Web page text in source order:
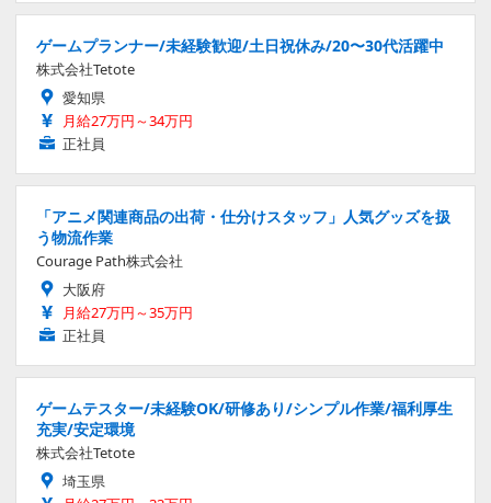
ゲームプランナー/未経験歓迎/土日祝休み/20〜30代活躍中
株式会社Tetote
愛知県
月給27万円～34万円
正社員
「アニメ関連商品の出荷・仕分けスタッフ」人気グッズを扱
う物流作業
Courage Path株式会社
大阪府
月給27万円～35万円
正社員
ゲームテスター/未経験OK/研修あり/シンプル作業/福利厚生
充実/安定環境
株式会社Tetote
埼玉県